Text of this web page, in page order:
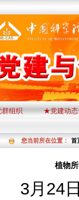
组织 ★党建动态
您当前所在位置： 首
植物
月24日